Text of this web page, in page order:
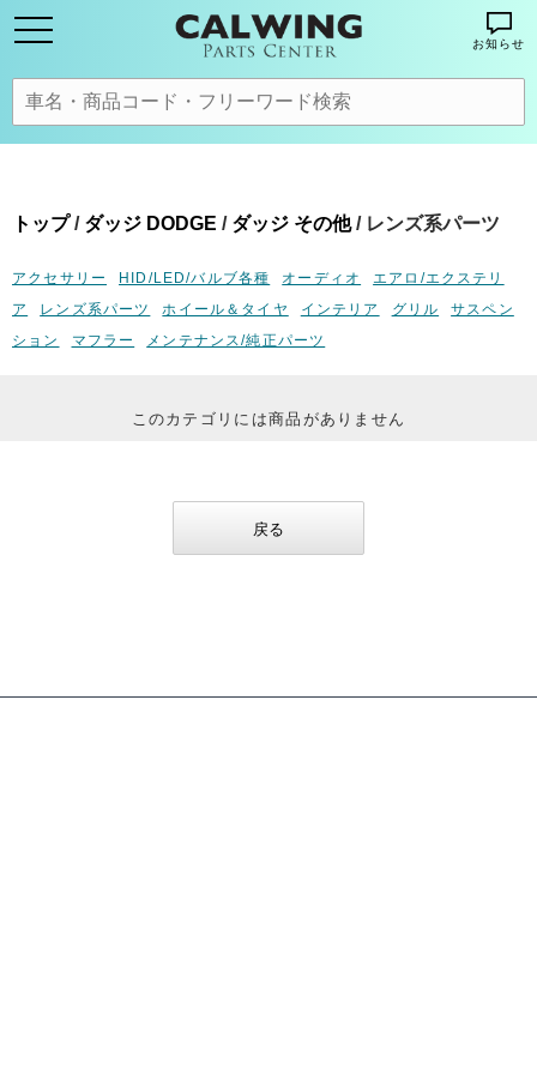
お知らせ
トップ/ ダッジ DODGE / ダッジ その他/ レンズ系パーツ
アクセサリー HID/LED/バルブ各種 オーディオ
エアロ/エクステリ
ア
レンズ系パーツ ホイール＆タイヤ インテリア グリル
サスペン
ション
マフラー メンテナンス/純正パーツ
このカテゴリには商品がありません
戻る